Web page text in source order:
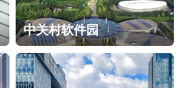
中关村软件园